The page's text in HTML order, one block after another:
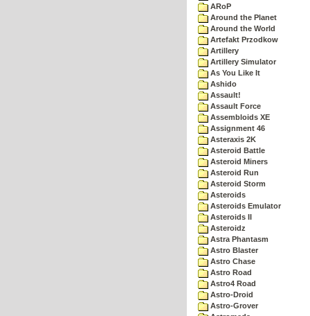
ARoP
Around the Planet
Around the World
Artefakt Przodkow
Artillery
Artillery Simulator
As You Like It
Ashido
Assault!
Assault Force
Assembloids XE
Assignment 46
Asteraxis 2K
Asteroid Battle
Asteroid Miners
Asteroid Run
Asteroid Storm
Asteroids
Asteroids Emulator
Asteroids II
Asteroidz
Astra Phantasm
Astro Blaster
Astro Chase
Astro Road
Astro4 Road
Astro-Droid
Astro-Grover